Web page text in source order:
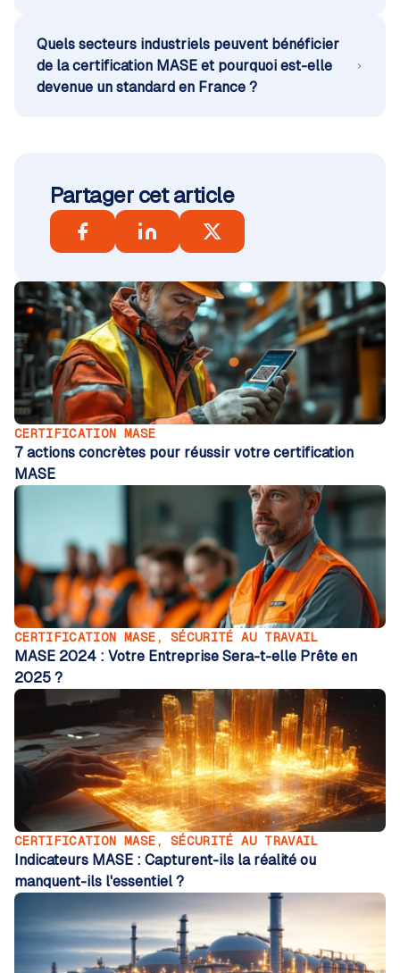
Quels secteurs industriels peuvent bénéficier
de la certification MASE et pourquoi est-elle
devenue un standard en France ?
Partager cet article
CERTIFICATION MASE
7 actions concrètes pour réussir votre certification
MASE
CERTIFICATION MASE,SÉCURITÉ AU TRAVAIL
MASE 2024 : Votre Entreprise Sera-t-elle Prête en
2025 ?
CERTIFICATION MASE,SÉCURITÉ AU TRAVAIL
Indicateurs MASE : Capturent-ils la réalité ou
manquent-ils l'essentiel ?